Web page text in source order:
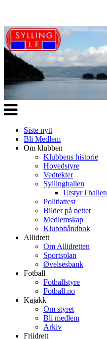
Veksle
navigasjon
Siste nytt
Bli Medlem
Om klubben
Klubbens historie
Hovedstyre
Vedtekter
Syllinghallen
Utstyr i hallen
Politiattest
Bilder på nettet
Medlemskap
Klubbhåndbok
Allidrett
Om Allidretten
Sportsplan
Øvelsesbank
Fotball
Fotballstyre
Fotball.no
Kajakk
Om styret
Bli medlem
Arkiv
Friidrett